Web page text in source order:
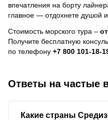
впечатления на борту
главное — отдохнете душой
Стоимость морского тура –
Получите бесплатную
по телефону +7 800 101-18-
Ответы на частые
Какие страны